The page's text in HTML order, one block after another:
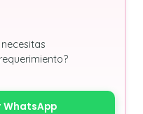
WhatsApp